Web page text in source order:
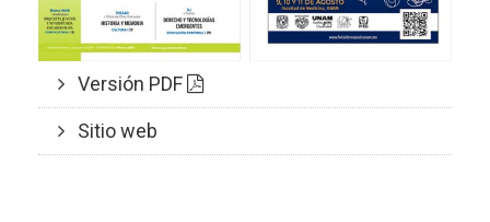
Versión PDF
Sitio web